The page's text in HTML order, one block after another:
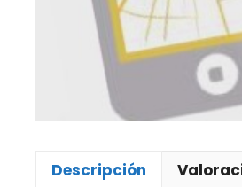
Descripción